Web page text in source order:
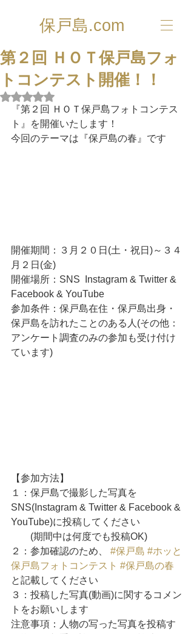
保戸島.com
第２回 ＨＯＴ保戸島フォ
トコンテスト開催！！
5つ星のうちNaNと評価されています。
『第２回 ＨＯＴ保戸島フォトコンテス
ト』を開催いたします！
今回のテーマは『保戸島の春』です
開催期間：３月２０日(土・祝日)～３４
月２日(金)
開催場所：SNS  Instagram & Twitter &
Facebook & YouTube
参加条件：保戸島在住・保戸島出身・
保戸島を訪れたことのある人(その他：
アンケート調査のみの参加も受け付け
ています)
【参加方法】
１：保戸島で撮影した写真を
SNS(Instagram & Twitter & Facebook &
YouTube)に投稿してください
        (期間中は何度でも投稿OK)
２：参加確認のため、 #保戸島 #ホッと
保戸島フォトコンテスト #保戸島の春
と記載してください
３：投稿した写真(動画)に関するコメン
トをお願いします
注意事項：人物の写った写真を投稿す